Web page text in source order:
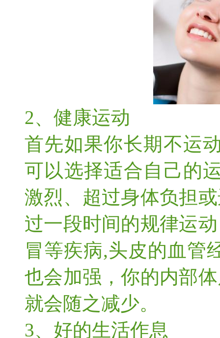
2、健康运动
首先如果你长期不运
可以选择适合自己的
激烈、超过身体负担
过一段时间的规律运
冒等疾病,头皮的血管
也会加强，你的内部
就会随之减少。
3、好的生活作息